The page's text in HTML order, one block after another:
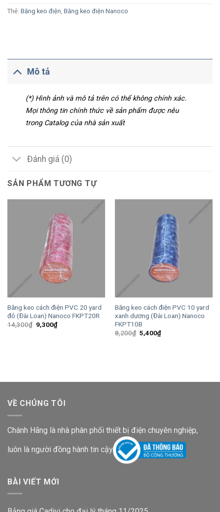
Thẻ: Băng keo điện Băng keo điện Nanoco
Mô tả
(*) Hình ảnh và mô tả trên có thể không chính xác.
Mọi thông tin chính thức về sản phẩm được nêu
trong Catalog của nhà sản xuất
Đánh giá (0)
SẢN PHẨM TƯƠNG TỰ
Băng keo cách điện PVC 20 yard
đỏ (Đài Loan) Nanoco FKPT20R
14,300₫ Giá
gốc
9,300₫Giá
hiện
Băng keo cách điện PVC 10 yard
xanh dương (Đài Loan) Nanoco
FKPT10B
8,200₫ Giá
gốc
5,400₫Giá
hiện
VỀ CHÚNG TÔI
Chánh Hãng là nhà phân phối thiết bị điện chuyên nghiệp,
luôn là người đồng hành tin cậy
BÀI VIẾT MỚI